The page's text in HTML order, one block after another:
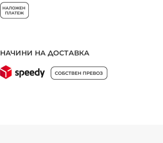
НАЧИНИ НА ДОСТАВКА